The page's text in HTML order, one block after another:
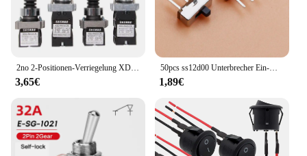
2no 2-Positionen-Verriegelung XD2-PA12 Pa14-Wipper-Joystick-Regler Federrückstell-Drehkreuz schalter zurück gesetzt Pa22 Pa24 4no 4 Position
3,65€
50pcs ss12d00 Unterbrecher Ein-Aus Mini-Schiebe schalter 3-polig 1 p2t 2 Position hochwertige Kippschalter Griff länge: 3mm/4mm/5mm/6mm
1,89€